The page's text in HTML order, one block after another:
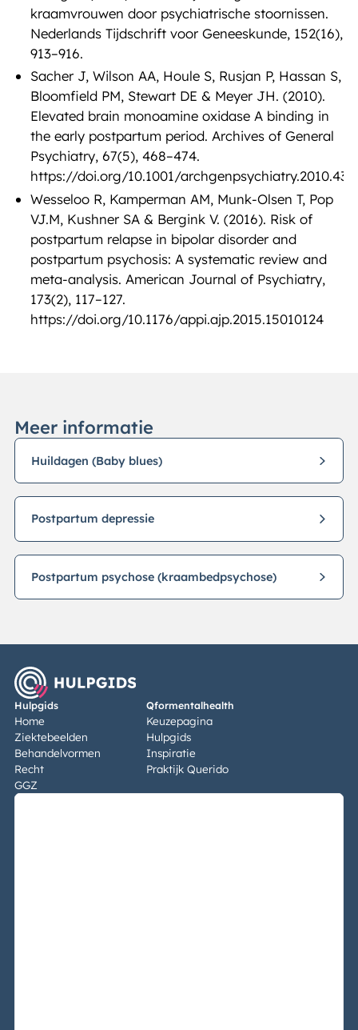
kraamvrouwen door psychiatrische stoornissen.
Nederlands Tijdschrift voor Geneeskunde, 152(16),
913–916.
Sacher J, Wilson AA, Houle S, Rusjan P, Hassan S,
Bloomfield PM, Stewart DE & Meyer JH. (2010).
Elevated brain monoamine oxidase A binding in
the early postpartum period. Archives of General
Psychiatry, 67(5), 468–474.
https://doi.org/10.1001/archgenpsychiatry.2010.43
Wesseloo R, Kamperman AM, Munk-Olsen T, Pop
VJ.M, Kushner SA & Bergink V. (2016). Risk of
postpartum relapse in bipolar disorder and
postpartum psychosis: A systematic review and
meta-analysis. American Journal of Psychiatry,
173(2), 117–127.
https://doi.org/10.1176/appi.ajp.2015.15010124
Meer informatie
Huildagen (Baby blues)
Postpartum depressie
Postpartum psychose (kraambedpsychose)
Hulpgids
Home
Ziektebeelden
Behandelvormen
Recht
GGZ
Qformentalhealth
Keuzepagina
Hulpgids
Inspiratie
Praktijk Querido